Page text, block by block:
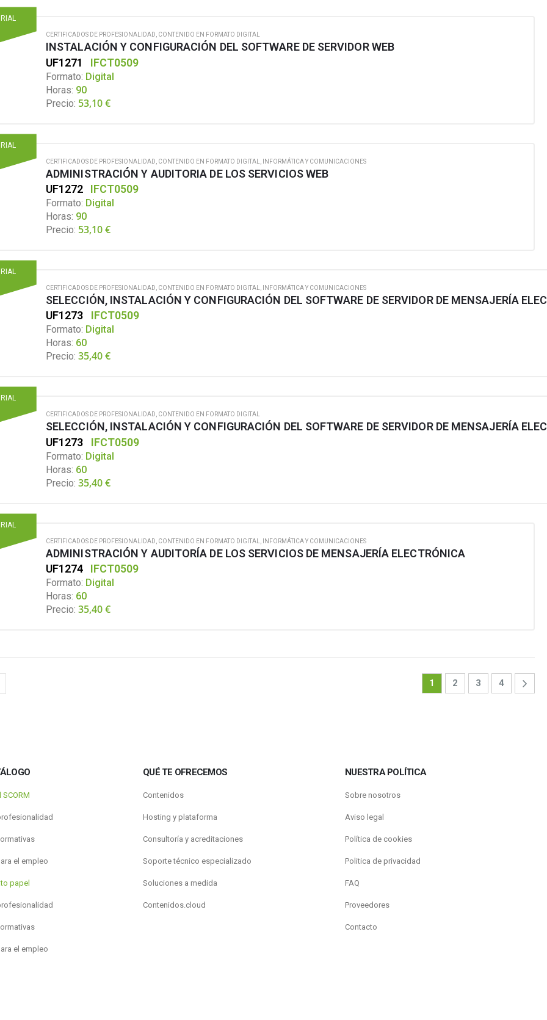
CERTIFICADOS DE PROFESIONALIDAD CONTENIDO EN FORMATO DIGITAL
INSTALACIÓN Y CONFIGURACIÓN DEL SOFTWARE DE SERVIDOR WEB
UF1271
IFCT0509
Formato: Digital
Horas: 90
Precio: 53,10€
CERTIFICADOS DE PROFESIONALIDAD CONTENIDO EN FORMATO DIGITAL INFORMÁTICA Y COMUNICACIONES
ADMINISTRACIÓN Y AUDITORIA DE LOS SERVICIOS WEB
UF1272
IFCT0509
Formato: Digital
Horas: 90
Precio: 53,10€
CERTIFICADOS DE PROFESIONALIDAD CONTENIDO EN FORMATO DIGITAL INFORMÁTICA Y COMUNICACIONES
UF1273 IFCT0509
Formato: Digital
Horas: 60
Precio: 35,40€
CERTIFICADOS DE PROFESIONALIDAD, CONTENIDO EN FORMATO DIGITAL
UF1273 IFCT0509
Formato: Digital
Horas: 60
Precio: 35,40€
CERTIFICADOS DE PROFESIONALIDAD CONTENIDO EN FORMATO DIGITAL INFORMÁTICA Y COMUNICACIONES
ADMINISTRACIÓN Y AUDITORÍA DE LOS SERVICIOS DE MENSAJERÍA ELECTRÓNICA
UF1274
IFCT0509
Formato: Digital
Horas: 60
Precio: 35,40€
1 2 3 4
el empleo
papel
el empleo
QUÉ TE OFRECEMOS
Contenidos
Hosting y plataforma
Consultoría y acreditaciones
Soporte técnico especializado
Soluciones a medida
Contenidos.cloud
NUESTRA POLÍTICA
Sobre nosotros
Aviso legal
Política de cookies
Politica de privacidad
FAQ
Proveedores
Contacto